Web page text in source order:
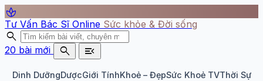
spa
Tư Vấn Bác Sĩ Online Sức khỏe & Đời sống
search
20 bài mới search menu_open
Dinh DưỡngDượcGiới TínhKhoẻ – ĐẹpSức Khoẻ TVThời Sự